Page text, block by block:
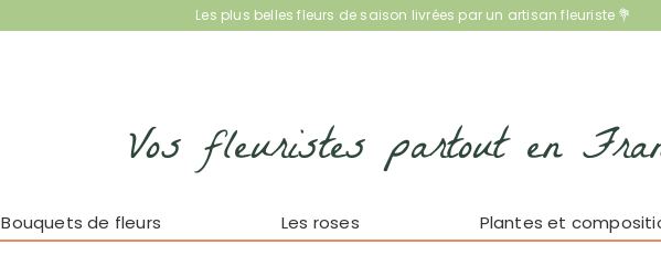
Les plus belles fleurs de saison livrées par un artisan fleuriste 💐
Vos fleuristes partout en
Bouquets de fleurs Les roses Plantes et